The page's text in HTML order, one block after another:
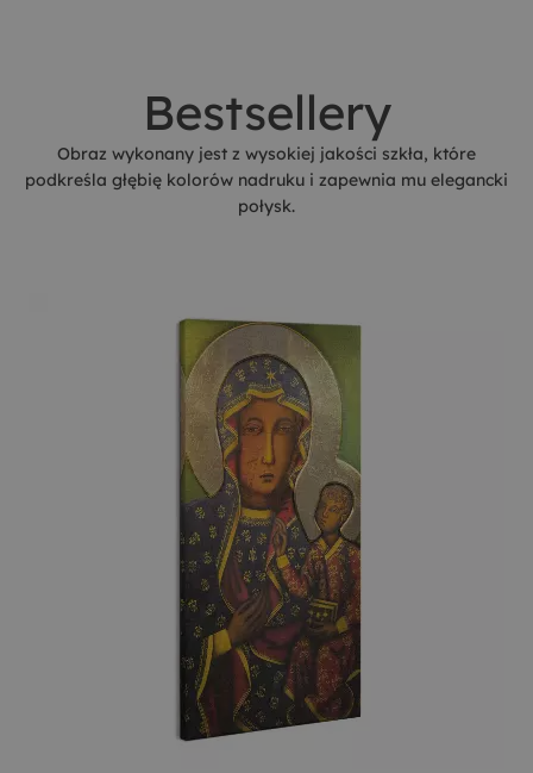
Bestsellery
Obraz wykonany jest z wysokiej jakości szkła, które
podkreśla głębię kolorów nadruku i zapewnia mu elegancki
połysk.